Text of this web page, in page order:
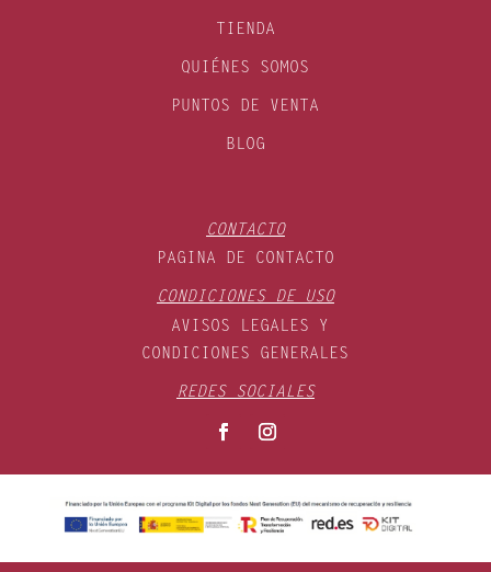
TIENDA
QUIÉNES SOMOS
PUNTOS DE VENTA
BLOG
CONTACTO
PAGINA DE CONTACTO
CONDICIONES DE USO
AVISOS LEGALES Y
CONDICIONES GENERALES
REDES SOCIALES